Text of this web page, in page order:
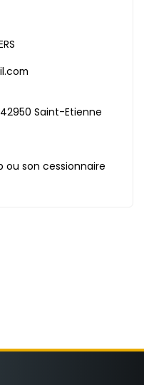
Saint-Etienne
ou son cessionnaire